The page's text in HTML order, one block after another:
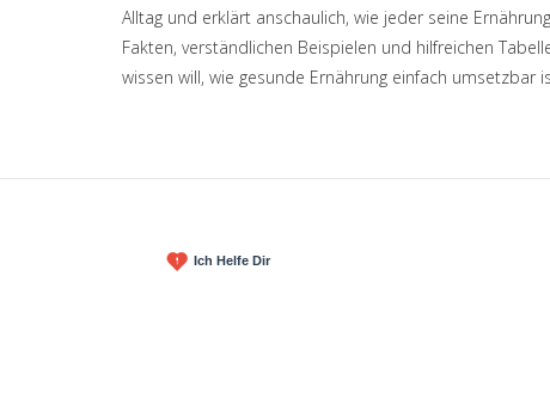
Alltag und erklärt anschaulich, wie jeder seine
Fakten, verständlichen Beispielen und hilfreichen
wissen will, wie gesunde Ernährung einfach umsetzbar